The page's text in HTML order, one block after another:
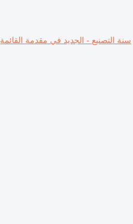
سنة التصنيع - الجديد في مقدمة القائمة